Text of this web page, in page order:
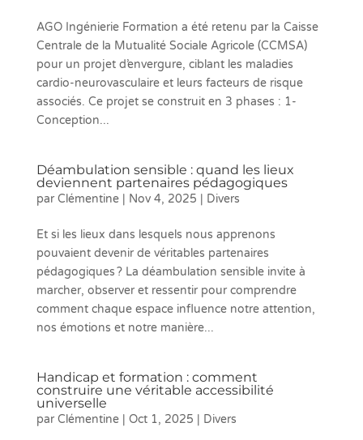
AGO Ingénierie Formation a été retenu par la Caisse
Centrale de la Mutualité Sociale Agricole (CCMSA)
pour un projet d’envergure, ciblant les maladies
cardio-neurovasculaire et leurs facteurs de risque
associés. Ce projet se construit en 3 phases : 1-
Conception...
Déambulation sensible : quand les lieux
deviennent partenaires pédagogiques
par Clémentine| Nov 4, 2025 Divers
Et si les lieux dans lesquels nous apprenons
pouvaient devenir de véritables partenaires
pédagogiques ? La déambulation sensible invite à
marcher, observer et ressentir pour comprendre
comment chaque espace influence notre attention,
nos émotions et notre manière...
Handicap et formation : comment
construire une véritable accessibilité
universelle
par Clémentine| Oct 1, 2025 Divers